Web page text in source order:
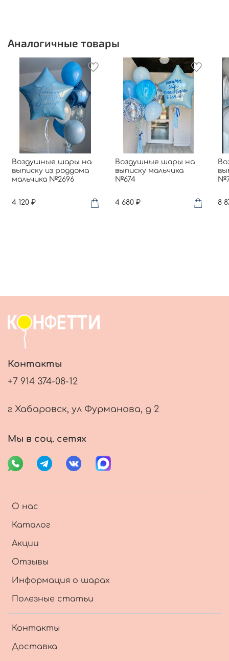
Аналогичные товары
Воздушные шары на
выписку из роддома
мальчика №2696
4 120 ₽
Воздушные шары на
выписку мальчика
№674
4 680 ₽ 8
О нас
Каталог
Акции
Отзывы
Информация о шарах
Полезные статьи
Контакты
Доставка
Контакты
+7 914 374-08-12
г Хабаровск, ул Фурманова, д 2
Мы в соц. сетях